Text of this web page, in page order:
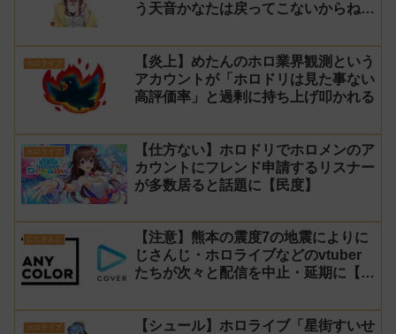
う天音かなたは戻ってこないからね」
ホロライブ
【炎上】めたんのホロ業界観測という
アカウントが「ホロドリは見た事ない
高評価率」と過剰に持ち上げ叩かれる
ホロライブ
【仕方ない】ホロドリでホロメンのア
カウントにフレンド申請するリスナー
が多数居ると話題に【民度】
にじさんじ
【注意】熊本の震度7の地震によりに
じさんじ・ホロライブなどのvtuber
たちが次々と配信を中止・延期に【不
ホロライブ
【シュール】ホロライブ「星街すいせ